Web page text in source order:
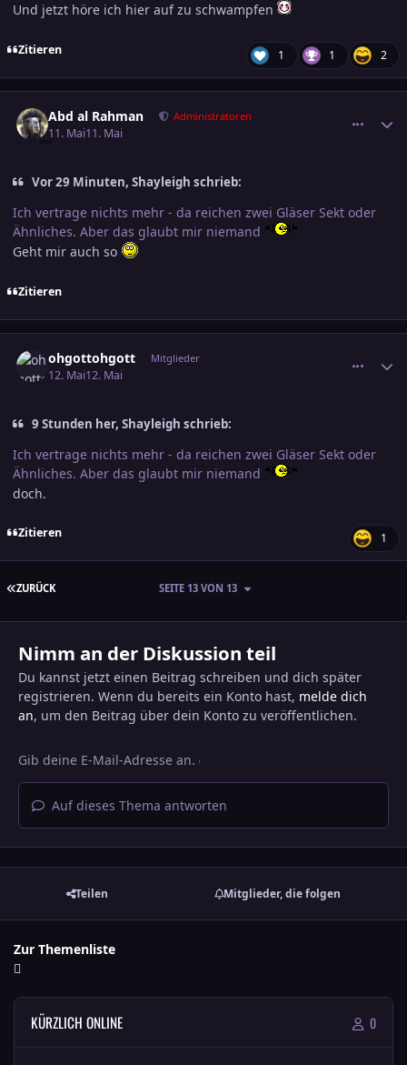
Und jetzt höre ich hier auf zu schwampfen
Zitieren 1 1 2
Abd al Rahman Administratoren
11. Mai11. Mai
Vor 29 Minuten, Shayleigh schrieb:
Ich vertrage nichts mehr - da reichen zwei Gläser Sekt oder
Ähnliches. Aber das glaubt mir niemand
Geht mir auch so
Zitieren
ohgottohgott Mitglieder
12. Mai12. Mai
9 Stunden her, Shayleigh schrieb:
Ich vertrage nichts mehr - da reichen zwei Gläser Sekt oder
Ähnliches. Aber das glaubt mir niemand
doch.
Zitieren 1
ERSTE SEITE
ZURÜCK SEITE 13 VON 13
Nimm an der Diskussion teil
Du kannst jetzt einen Beitrag schreiben und dich später
registrieren. Wenn du bereits ein Konto hast, melde dich
an, um den Beitrag über dein Konto zu veröffentlichen.
Auf dieses Thema antworten
Teilen Mitglieder, die folgen
Zur Themenliste
KÜRZLICH ONLINE 0